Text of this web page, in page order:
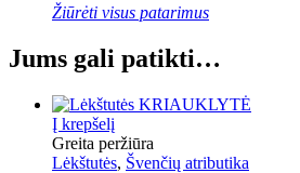
Žiūrėti visus patarimus
Jums gali patikti…
Į krepšelį
Greita peržiūra
Lėkštutės, Švenčių atributika